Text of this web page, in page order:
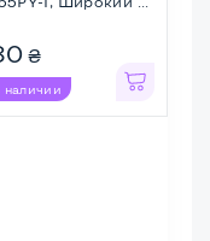
₴
наличии